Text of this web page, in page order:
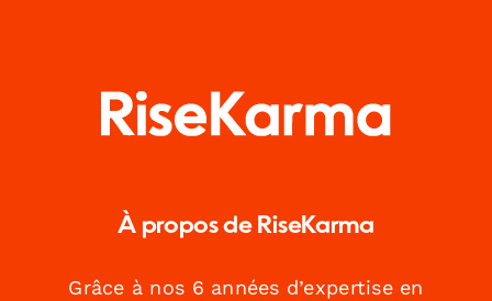
À propos de RiseKarma
Grâce à nos 6 années d’expertise en